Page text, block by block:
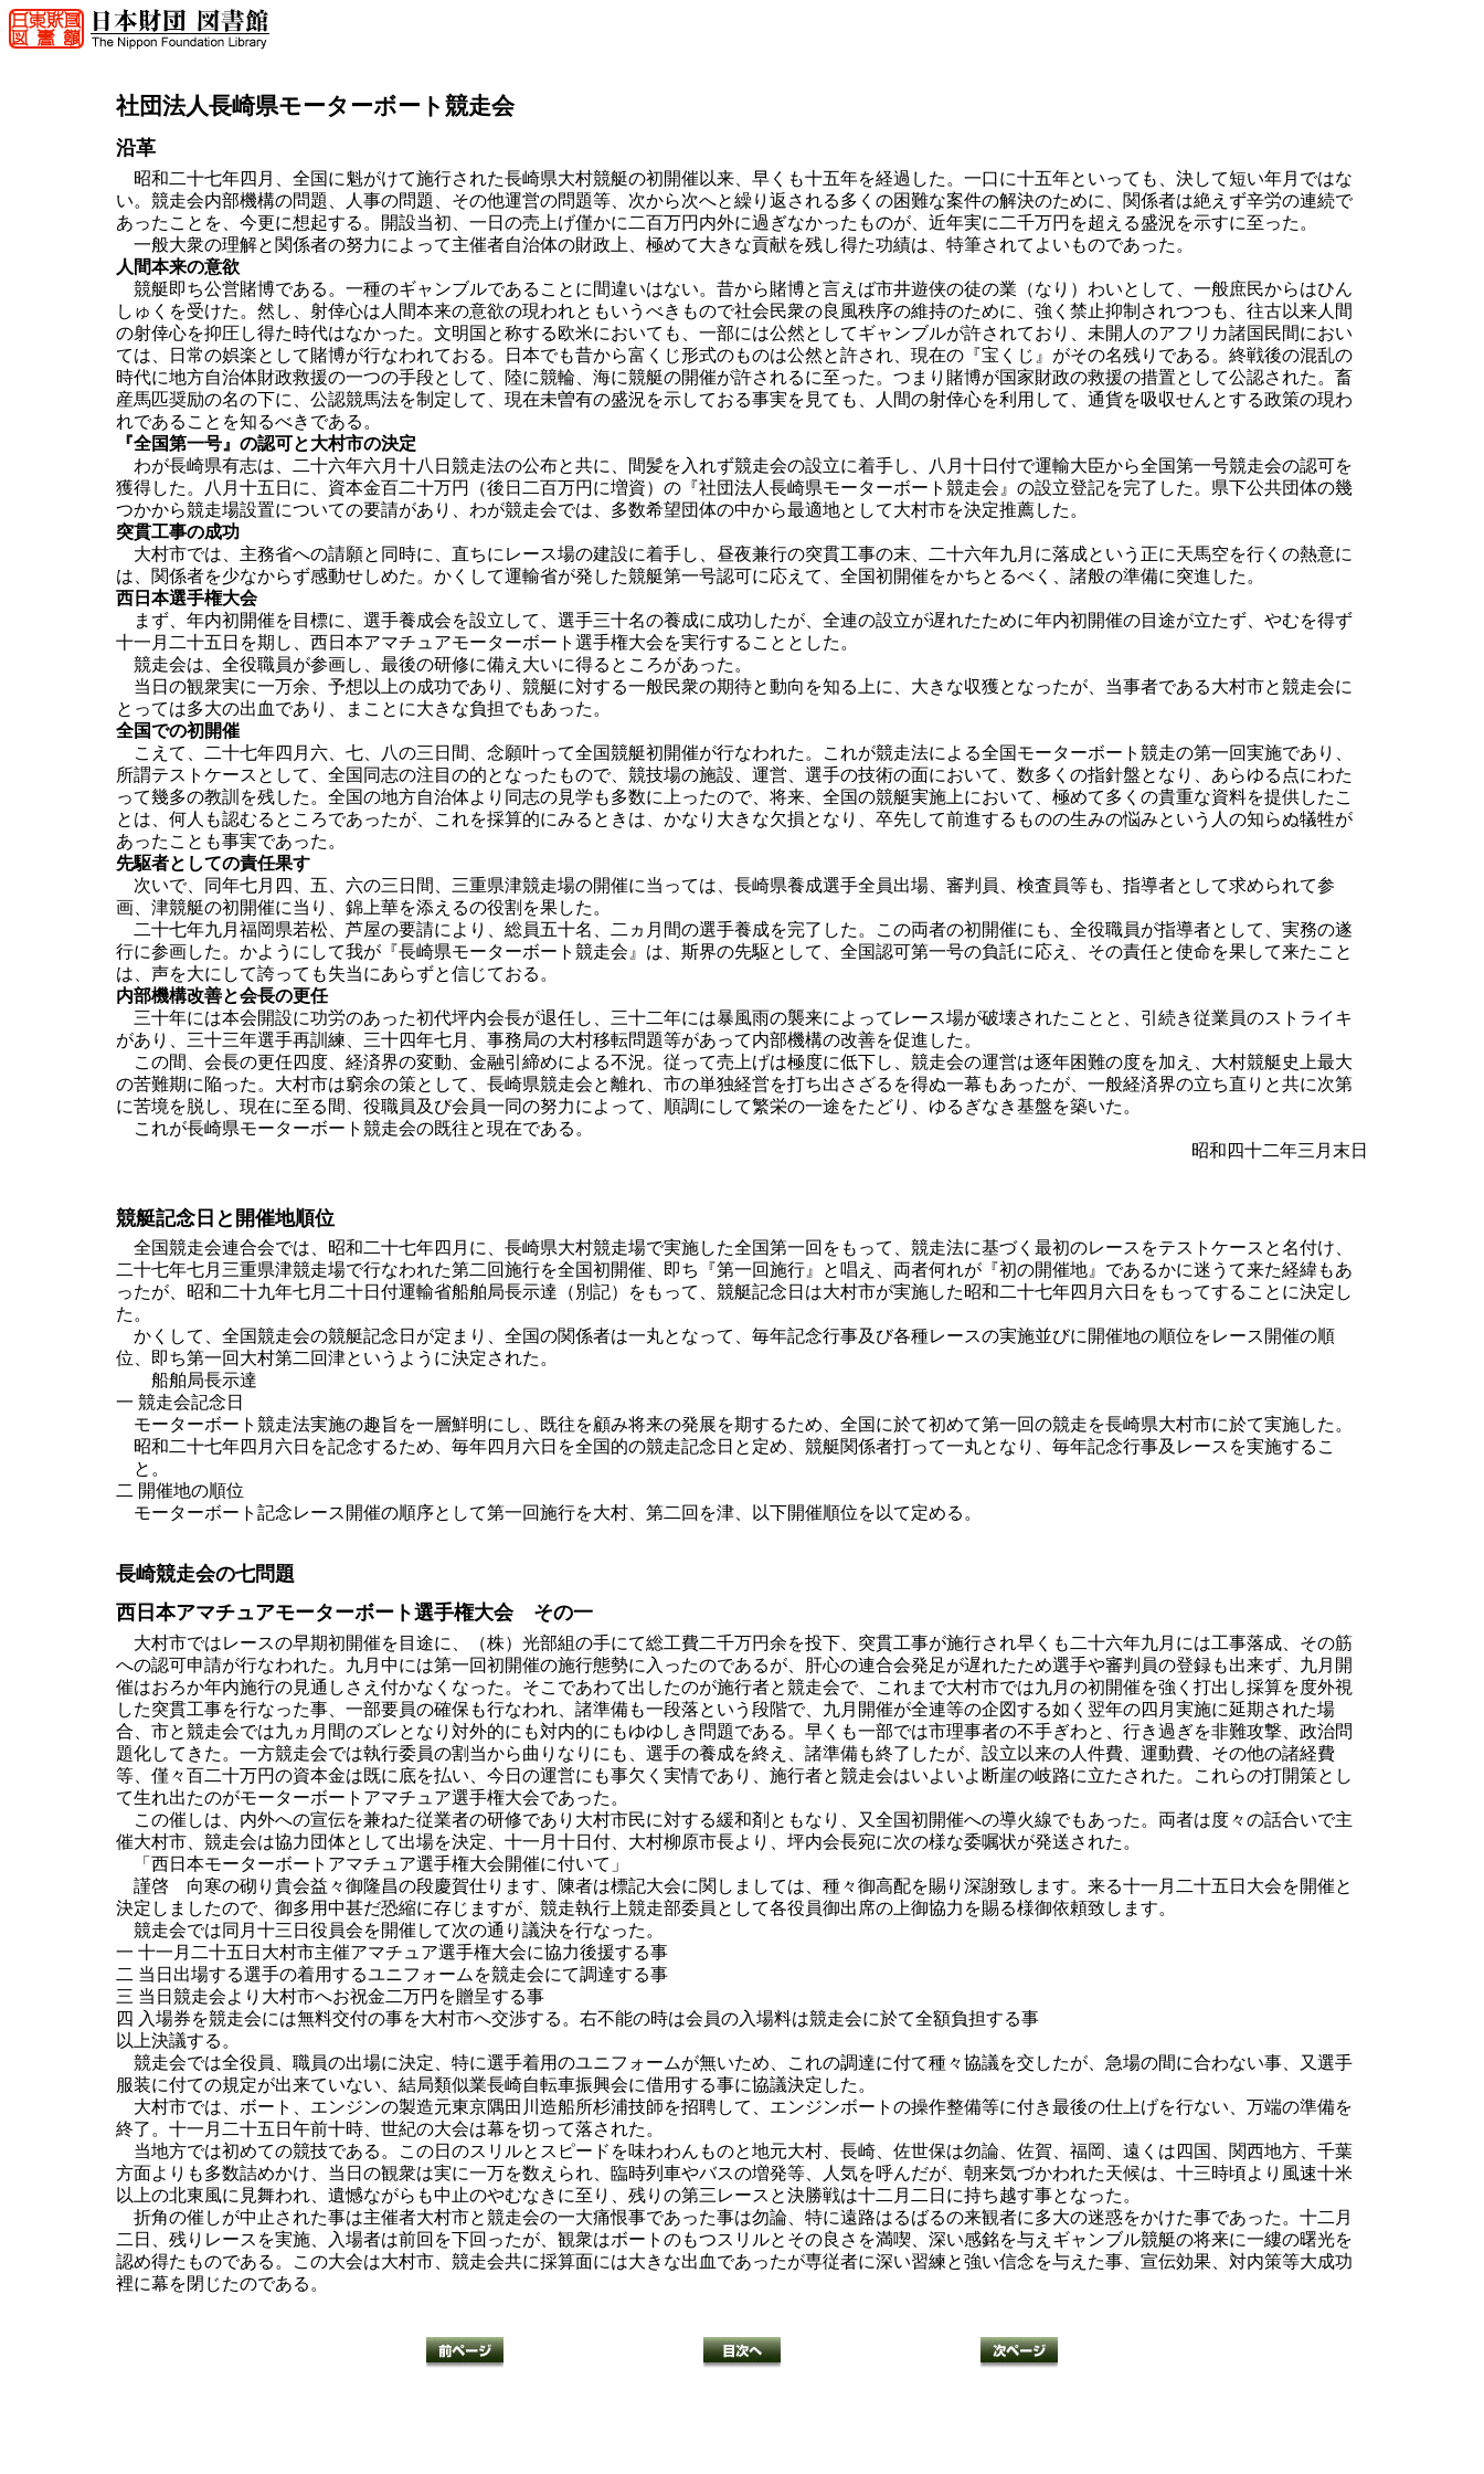
社団法人長崎県モーターボート競走会
沿革
昭和二十七年四月、全国に魁がけて施行された長崎県大村競艇の初開催以来、早くも十五年を経過した。一口に十五年といっても、決して短い年月ではな
い。競走会内部機構の問題、人事の問題、その他運営の問題等、次から次へと繰り返される多くの困難な案件の解決のために、関係者は絶えず辛労の連続で
あったことを、今更に想起する。開設当初、一日の売上げ僅かに二百万円内外に過ぎなかったものが、近年実に二千万円を超える盛況を示すに至った。
一般大衆の理解と関係者の努力によって主催者自治体の財政上、極めて大きな貢献を残し得た功績は、特筆されてよいものであった。
人間本来の意欲
競艇即ち公営賭博である。一種のギャンブルであることに間違いはない。昔から賭博と言えば市井遊侠の徒の業（なり）わいとして、一般庶民からはひん
しゅくを受けた。然し、射倖心は人間本来の意欲の現われともいうべきもので社会民衆の良風秩序の維持のために、強く禁止抑制されつつも、往古以来人間
の射倖心を抑圧し得た時代はなかった。文明国と称する欧米においても、一部には公然としてギャンブルが許されており、未開人のアフリカ諸国民間におい
ては、日常の娯楽として賭博が行なわれておる。日本でも昔から富くじ形式のものは公然と許され、現在の『宝くじ』がその名残りである。終戦後の混乱の
時代に地方自治体財政救援の一つの手段として、陸に競輪、海に競艇の開催が許されるに至った。つまり賭博が国家財政の救援の措置として公認された。畜
産馬匹奨励の名の下に、公認競馬法を制定して、現在未曽有の盛況を示しておる事実を見ても、人間の射倖心を利用して、通貨を吸収せんとする政策の現わ
れであることを知るべきである。
『全国第一号』の認可と大村市の決定
わが長崎県有志は、二十六年六月十八日競走法の公布と共に、間髪を入れず競走会の設立に着手し、八月十日付で運輸大臣から全国第一号競走会の認可を
獲得した。八月十五日に、資本金百二十万円（後日二百万円に増資）の『社団法人長崎県モーターボート競走会』の設立登記を完了した。県下公共団体の幾
つかから競走場設置についての要請があり、わが競走会では、多数希望団体の中から最適地として大村市を決定推薦した。
突貫工事の成功
大村市では、主務省への請願と同時に、直ちにレース場の建設に着手し、昼夜兼行の突貫工事の末、二十六年九月に落成という正に天馬空を行くの熱意に
は、関係者を少なからず感動せしめた。かくして運輸省が発した競艇第一号認可に応えて、全国初開催をかちとるべく、諸般の準備に突進した。
西日本選手権大会
まず、年内初開催を目標に、選手養成会を設立して、選手三十名の養成に成功したが、全連の設立が遅れたために年内初開催の目途が立たず、やむを得ず
十一月二十五日を期し、西日本アマチュアモーターボート選手権大会を実行することとした。
競走会は、全役職員が参画し、最後の研修に備え大いに得るところがあった。
当日の観衆実に一万余、予想以上の成功であり、競艇に対する一般民衆の期待と動向を知る上に、大きな収獲となったが、当事者である大村市と競走会に
とっては多大の出血であり、まことに大きな負担でもあった。
全国での初開催
こえて、二十七年四月六、七、八の三日間、念願叶って全国競艇初開催が行なわれた。これが競走法による全国モーターボート競走の第一回実施であり、
所謂テストケースとして、全国同志の注目の的となったもので、競技場の施設、運営、選手の技術の面において、数多くの指針盤となり、あらゆる点にわた
って幾多の教訓を残した。全国の地方自治体より同志の見学も多数に上ったので、将来、全国の競艇実施上において、極めて多くの貴重な資料を提供したこ
とは、何人も認むるところであったが、これを採算的にみるときは、かなり大きな欠損となり、卒先して前進するものの生みの悩みという人の知らぬ犠牲が
あったことも事実であった。
先駆者としての責任果す
次いで、同年七月四、五、六の三日間、三重県津競走場の開催に当っては、長崎県養成選手全員出場、審判員、検査員等も、指導者として求められて参
画、津競艇の初開催に当り、錦上華を添えるの役割を果した。
二十七年九月福岡県若松、芦屋の要請により、総員五十名、二ヵ月間の選手養成を完了した。この両者の初開催にも、全役職員が指導者として、実務の遂
行に参画した。かようにして我が『長崎県モーターボート競走会』は、斯界の先駆として、全国認可第一号の負託に応え、その責任と使命を果して来たこと
は、声を大にして誇っても失当にあらずと信じておる。
内部機構改善と会長の更任
三十年には本会開設に功労のあった初代坪内会長が退任し、三十二年には暴風雨の襲来によってレース場が破壊されたことと、引続き従業員のストライキ
があり、三十三年選手再訓練、三十四年七月、事務局の大村移転問題等があって内部機構の改善を促進した。
この間、会長の更任四度、経済界の変動、金融引締めによる不況。従って売上げは極度に低下し、競走会の運営は逐年困難の度を加え、大村競艇史上最大
の苦難期に陥った。大村市は窮余の策として、長崎県競走会と離れ、市の単独経営を打ち出さざるを得ぬ一幕もあったが、一般経済界の立ち直りと共に次第
に苦境を脱し、現在に至る間、役職員及び会員一同の努力によって、順調にして繁栄の一途をたどり、ゆるぎなき基盤を築いた。
これが長崎県モーターボート競走会の既往と現在である。
昭和四十二年三月末日
競艇記念日と開催地順位
全国競走会連合会では、昭和二十七年四月に、長崎県大村競走場で実施した全国第一回をもって、競走法に基づく最初のレースをテストケースと名付け、
二十七年七月三重県津競走場で行なわれた第二回施行を全国初開催、即ち『第一回施行』と唱え、両者何れが『初の開催地』であるかに迷うて来た経緯もあ
ったが、昭和二十九年七月二十日付運輸省船舶局長示達（別記）をもって、競艇記念日は大村市が実施した昭和二十七年四月六日をもってすることに決定し
た。
かくして、全国競走会の競艇記念日が定まり、全国の関係者は一丸となって、毎年記念行事及び各種レースの実施並びに開催地の順位をレース開催の順
位、即ち第一回大村第二回津というように決定された。
船舶局長示達
一 競走会記念日
モーターボート競走法実施の趣旨を一層鮮明にし、既往を顧み将来の発展を期するため、全国に於て初めて第一回の競走を長崎県大村市に於て実施した。
昭和二十七年四月六日を記念するため、毎年四月六日を全国的の競走記念日と定め、競艇関係者打って一丸となり、毎年記念行事及レースを実施するこ
と。
二 開催地の順位
モーターボート記念レース開催の順序として第一回施行を大村、第二回を津、以下開催順位を以て定める。
長崎競走会の七問題
西日本アマチュアモーターボート選手権大会 その一
大村市ではレースの早期初開催を目途に、（株）光部組の手にて総工費二千万円余を投下、突貫工事が施行され早くも二十六年九月には工事落成、その筋
への認可申請が行なわれた。九月中には第一回初開催の施行態勢に入ったのであるが、肝心の連合会発足が遅れたため選手や審判員の登録も出来ず、九月開
催はおろか年内施行の見通しさえ付かなくなった。そこであわて出したのが施行者と競走会で、これまで大村市では九月の初開催を強く打出し採算を度外視
した突貫工事を行なった事、一部要員の確保も行なわれ、諸準備も一段落という段階で、九月開催が全連等の企図する如く翌年の四月実施に延期された場
合、市と競走会では九ヵ月間のズレとなり対外的にも対内的にもゆゆしき問題である。早くも一部では市理事者の不手ぎわと、行き過ぎを非難攻撃、政治問
題化してきた。一方競走会では執行委員の割当から曲りなりにも、選手の養成を終え、諸準備も終了したが、設立以来の人件費、運動費、その他の諸経費
等、僅々百二十万円の資本金は既に底を払い、今日の運営にも事欠く実情であり、施行者と競走会はいよいよ断崖の岐路に立たされた。これらの打開策とし
て生れ出たのがモーターボートアマチュア選手権大会であった。
この催しは、内外への宣伝を兼ねた従業者の研修であり大村市民に対する緩和剤ともなり、又全国初開催への導火線でもあった。両者は度々の話合いで主
催大村市、競走会は協力団体として出場を決定、十一月十日付、大村柳原市長より、坪内会長宛に次の様な委嘱状が発送された。
「西日本モーターボートアマチュア選手権大会開催に付いて」
謹啓 向寒の砌り貴会益々御隆昌の段慶賀仕ります、陳者は標記大会に関しましては、種々御高配を賜り深謝致します。来る十一月二十五日大会を開催と
決定しましたので、御多用中甚だ恐縮に存じますが、競走執行上競走部委員として各役員御出席の上御協力を賜る様御依頼致します。
競走会では同月十三日役員会を開催して次の通り議決を行なった。
一 十一月二十五日大村市主催アマチュア選手権大会に協力後援する事
二 当日出場する選手の着用するユニフォームを競走会にて調達する事
三 当日競走会より大村市へお祝金二万円を贈呈する事
四 入場券を競走会には無料交付の事を大村市へ交渉する。右不能の時は会員の入場料は競走会に於て全額負担する事
以上決議する。
競走会では全役員、職員の出場に決定、特に選手着用のユニフォームが無いため、これの調達に付て種々協議を交したが、急場の間に合わない事、又選手
服装に付ての規定が出来ていない、結局類似業長崎自転車振興会に借用する事に協議決定した。
大村市では、ボート、エンジンの製造元東京隅田川造船所杉浦技師を招聘して、エンジンボートの操作整備等に付き最後の仕上げを行ない、万端の準備を
終了。十一月二十五日午前十時、世紀の大会は幕を切って落された。
当地方では初めての競技である。この日のスリルとスピードを味わわんものと地元大村、長崎、佐世保は勿論、佐賀、福岡、遠くは四国、関西地方、千葉
方面よりも多数詰めかけ、当日の観衆は実に一万を数えられ、臨時列車やバスの増発等、人気を呼んだが、朝来気づかわれた天候は、十三時頃より風速十米
以上の北東風に見舞われ、遺憾ながらも中止のやむなきに至り、残りの第三レースと決勝戦は十二月二日に持ち越す事となった。
折角の催しが中止された事は主催者大村市と競走会の一大痛恨事であった事は勿論、特に遠路はるばるの来観者に多大の迷惑をかけた事であった。十二月
二日、残りレースを実施、入場者は前回を下回ったが、観衆はボートのもつスリルとその良さを満喫、深い感銘を与えギャンブル競艇の将来に一縷の曙光を
認め得たものである。この大会は大村市、競走会共に採算面には大きな出血であったが専従者に深い習練と強い信念を与えた事、宣伝効果、対内策等大成功
裡に幕を閉じたのである。